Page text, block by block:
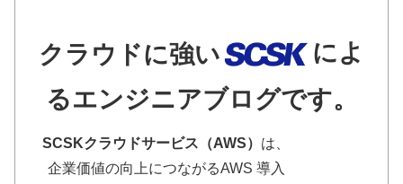
クラウドに強い
によ
るエンジニアブログです。
SCSKクラウドサービス（AWS） は、
企業価値の向上につながるAWS 導入